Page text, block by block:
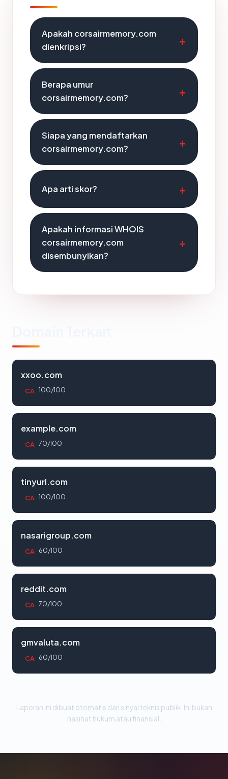
Apakah corsairmemory.com
dienkripsi?
Berapa umur
corsairmemory.com?
Siapa yang mendaftarkan
corsairmemory.com?
Apa arti skor?
Apakah informasi WHOIS
corsairmemory.com
disembunyikan?
xxoo.com
CA 100/100
example.com
CA 70/100
tinyurl.com
CA 100/100
nasarigroup.com
CA 60/100
reddit.com
CA 70/100
gmvaluta.com
CA 60/100
Laporan ini dibuat otomatis dari sinyal teknis publik. Ini bukan
nasihat hukum atau finansial.